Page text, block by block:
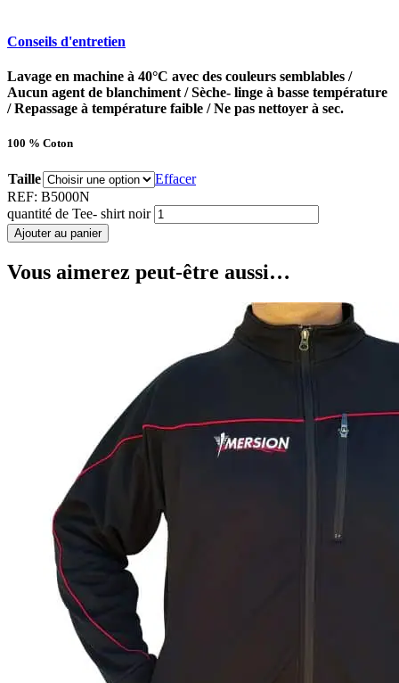
Conseils d'entretien
Lavage en machine à 40°C avec des couleurs semblables /
Aucun agent de blanchiment / Sèche- linge à basse température
/ Repassage à température faible / Ne pas nettoyer à sec.
100 % Coton
Taille
Effacer
REF: B5000N
quantité de Tee- shirt noir
Ajouter au panier
Vous aimerez peut-être aussi…